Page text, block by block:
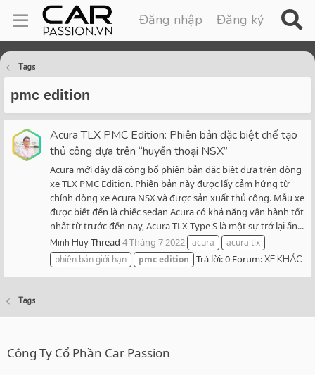
Đăng nhập Đăng ký
Tags
pmc edition
Acura TLX PMC Edition: Phiên bản đặc biệt chế tạo
thủ công dựa trên “huyền thoại NSX”
Acura mới đây đã công bố phiên bản đặc biệt dựa trên dòng
xe TLX PMC Edition. Phiên bản này được lấy cảm hứng từ
chính dòng xe Acura NSX và được sản xuất thủ công. Mẫu xe
được biết đến là chiếc sedan Acura có khả năng vận hành tốt
nhất từ trước đến nay, Acura TLX Type S là một sự trở lại ấn...
Minh HuyThread 4 Tháng 7 2022 acura
acura tlx
phiên bản giới hạn
pmcedition Trả lời: 0 Forum:XE KHÁC
Tags
Công Ty Cổ Phần Car Passion